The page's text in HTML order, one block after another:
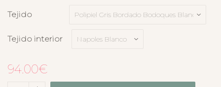
Tejido
Tejido interior
94.00€